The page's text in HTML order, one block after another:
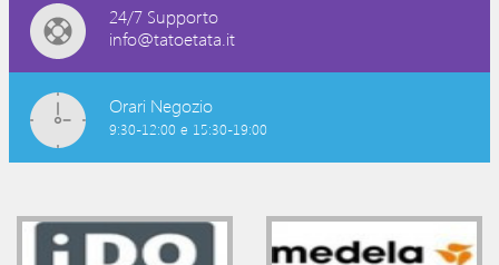
24/7 Supporto
info@tatoetata.it
Orari Negozio
9:30-12:00 e 15:30-19:00